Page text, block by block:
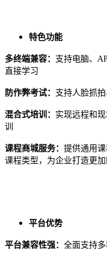
特色功能
多终端兼容： 支持电脑、
直接学习
防作弊考试： 支持人脸抓
混合式培训： 实现远程和
训
课程商城服务： 提供通用
课程类型，为企业打造更
平台优势
平台兼容性强： 全面支持